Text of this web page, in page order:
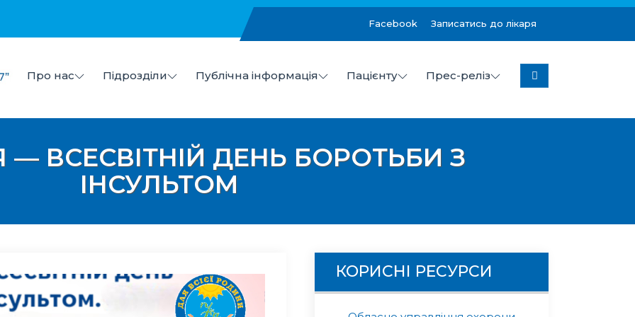
Facebook Записатись до лікаря
Про нас Підрозділи Публічна інформація Пацієнту Прес-реліз
— ВСЕСВІТНІЙ ДЕНЬ БОРОТЬБИ З
ІНСУЛЬТОМ
КОРИСНІ РЕСУРСИ